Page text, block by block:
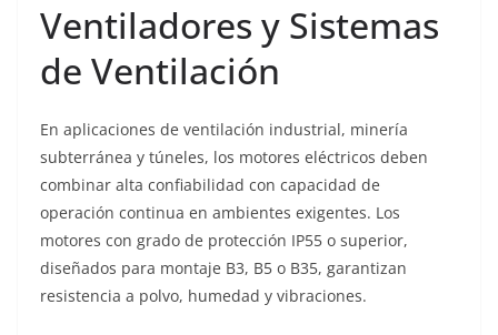
Ventiladores y Sistemas
de Ventilación
En aplicaciones de ventilación industrial, minería
subterránea y túneles, los motores eléctricos deben
combinar alta confiabilidad con capacidad de
operación continua en ambientes exigentes. Los
motores con grado de protección IP55 o superior,
diseñados para montaje B3, B5 o B35, garantizan
resistencia a polvo, humedad y vibraciones.